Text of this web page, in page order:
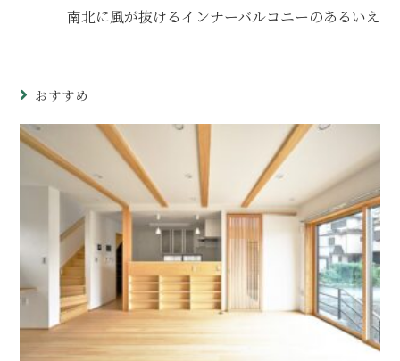
南北に風が抜けるインナーバルコニーのあるいえ
おすすめ